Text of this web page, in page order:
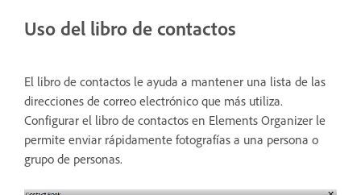
Uso del libro de contactos
El libro de contactos le ayuda a mantener una lista de las
direcciones de correo electrónico que más utiliza.
Configurar el libro de contactos en Elements Organizer le
permite enviar rápidamente fotografías a una persona o
grupo de personas.